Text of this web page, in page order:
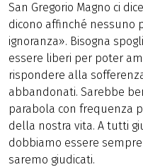
San Gregorio Magno ci
dicono affinché nessuno
ignoranza». Bisogna
essere liberi per poter
rispondere alla
abbandonati. Sarebbe
parabola con frequenza
della nostra vita. A tutti
dobbiamo essere
saremo giudicati.